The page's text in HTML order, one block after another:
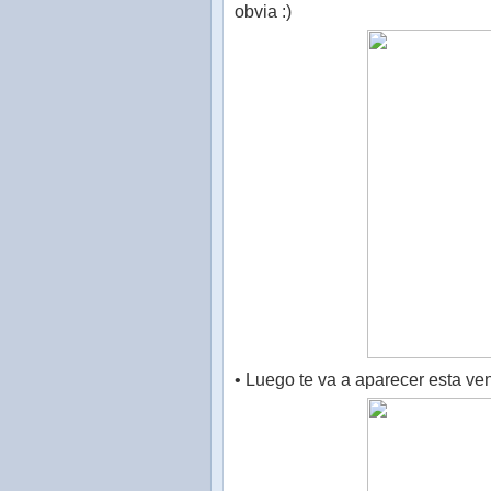
obvia :)
• Luego te va a aparecer esta